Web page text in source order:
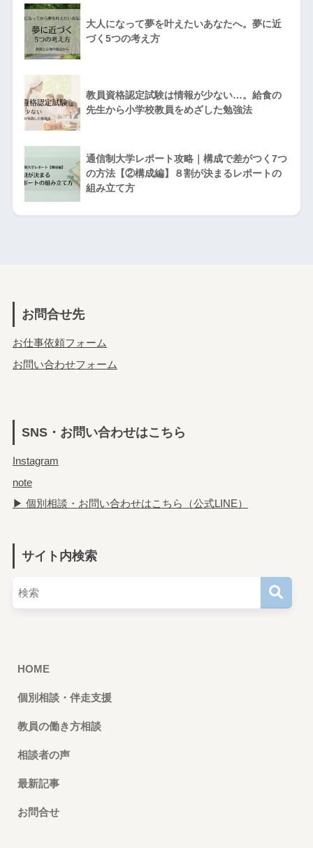
大人になって夢を叶えたいあなたへ。夢に近
づく5つの考え方
教員資格認定試験は情報が少ない…。給食の
先生から小学校教員をめざした勉強法
通信制大学レポート攻略｜構成で差がつく7つ
の方法【②構成編】８割が決まるレポートの
組み立て方
お問合せ先
お仕事依頼フォーム
お問い合わせフォーム
SNS・お問い合わせはこちら
Instagram
note
▶ 個別相談・お問い合わせはこちら（公式LINE）
サイト内検索
HOME
個別相談・伴走支援
教員の働き方相談
相談者の声
最新記事
お問合せ